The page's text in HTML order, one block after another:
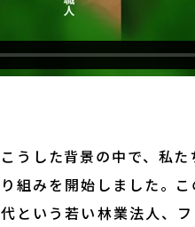
こうした背景の中で、私
り組みを開始しました。
代という若い林業法人、